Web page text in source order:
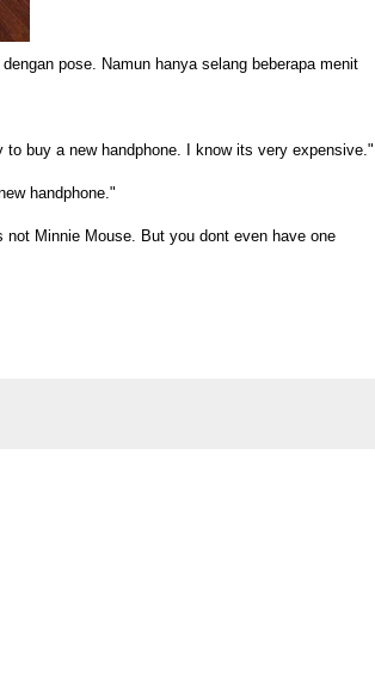
pose. Namun hanya selang beberapa menit
buy a new handphone. I know its very expensive."
handphone."
Minnie Mouse. But you dont even have one